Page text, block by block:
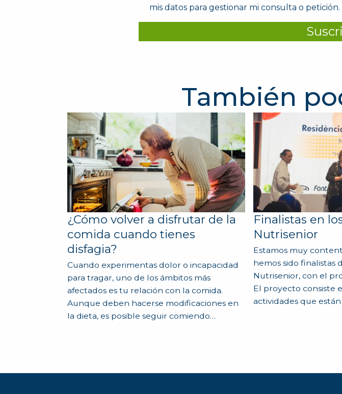
mis datos para gestionar mi consulta o petición.
También
¿Cómo volver a disfrutar de la
comida cuando tienes
disfagia?
Cuando experimentas dolor o incapacidad
para tragar, uno de los ámbitos más
afectados es tu relación con la comida.
Aunque deben hacerse modificaciones en
la dieta, es posible seguir comiendo…
Finalistas en
Nutrisenior
Estamos muy
hemos sido finalistas
Nutrisenior, con el
El proyecto consiste
actividades que